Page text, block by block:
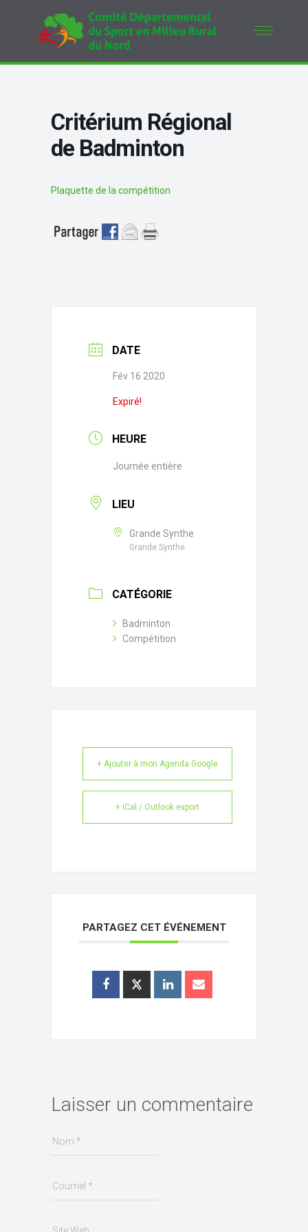
Critérium Régional
de Badminton
Plaquette de la compétition
DATE
Fév 16 2020
Expiré!
HEURE
Journée entière
LIEU
Grande Synthe
Grande Synthe
CATÉGORIE
Badminton
Compétition
+ Ajouter à mon Agenda Google
+ iCal / Outlook export
PARTAGEZ CET ÉVÉNEMENT
Laisser un commentaire